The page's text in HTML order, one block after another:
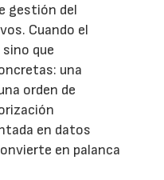
gestión del
Cuando el
que
una
orden de
en datos
en palanca